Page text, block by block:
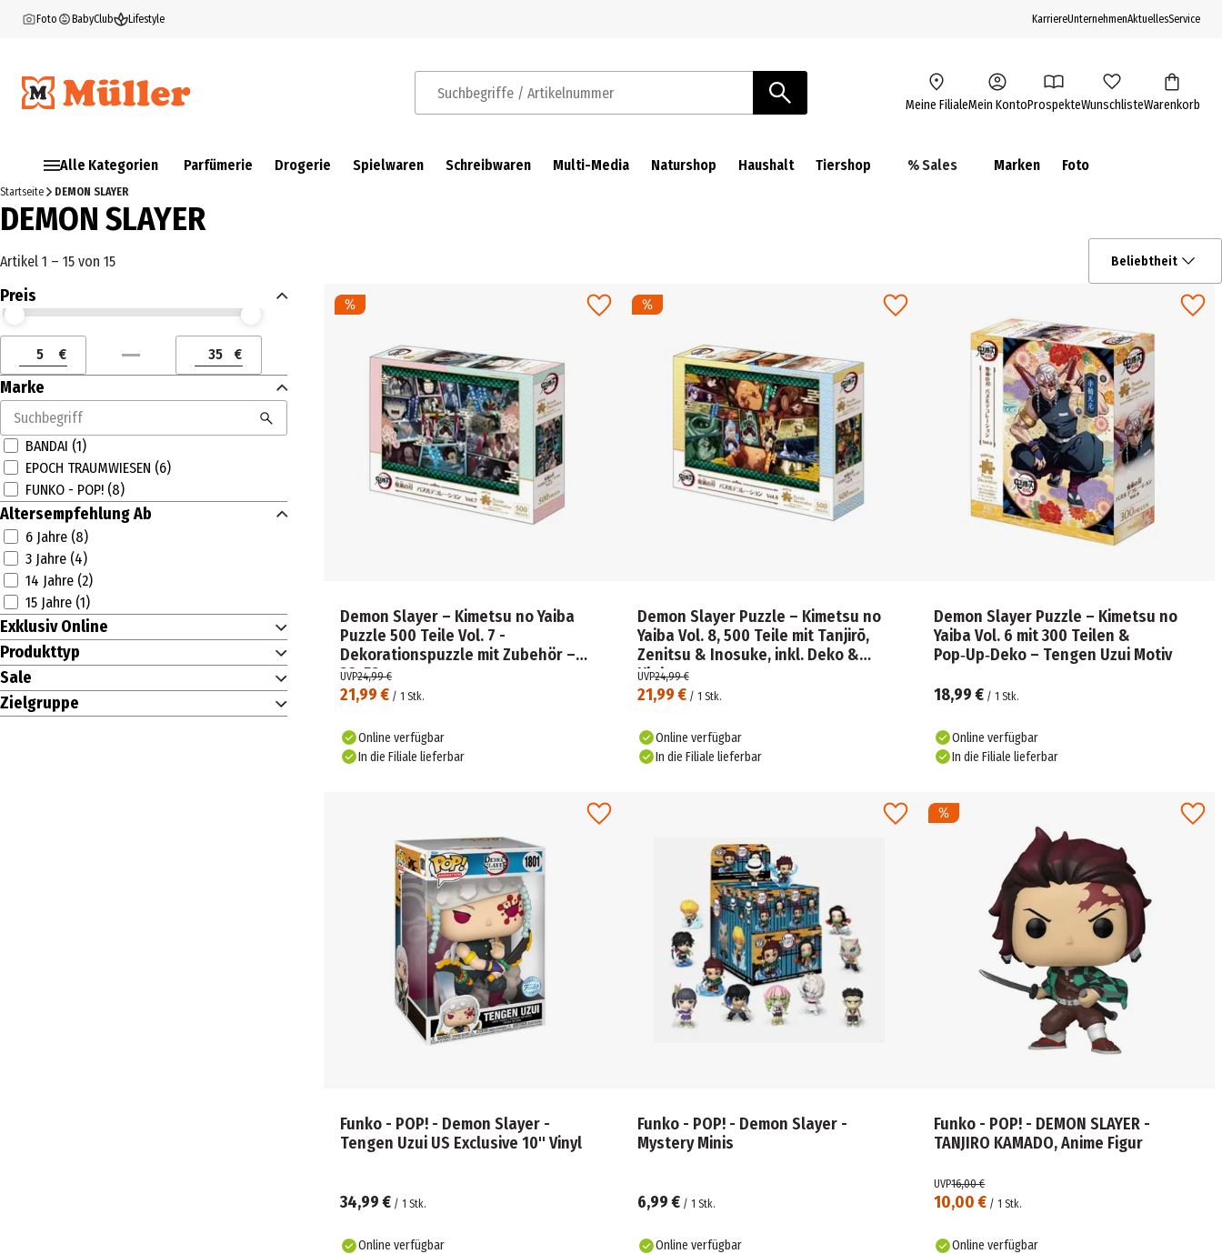
Foto BabyClub Lifestyle KarriereUnternehmenAktuellesService
Suchbegriffe / Artikelnummer Meine FilialeMein KontoProspekteWunschlisteWarenkorb
Alle Kategorien Parfümerie Drogerie Spielwaren Schreibwaren Multi-Media Naturshop Haushalt Tiershop % Sales Marken Foto
Startseite DEMON SLAYER
DEMON SLAYER
Artikel 1 – 15 von 15 Beliebtheit
Preis
Preis (€) ab
Preis (€) bis
Preis (€) ab
€
Preis (€) bis
€
Marke
BANDAI (1)
EPOCH TRAUMWIESEN (6)
FUNKO - POP! (8)
Altersempfehlung Ab
6 Jahre (8)
3 Jahre (4)
14 Jahre (2)
15 Jahre (1)
Exklusiv Online
Produkttyp
Sale
Zielgruppe
Demon Slayer – Kimetsu no Yaiba
Puzzle 500 Teile Vol. 7 -
Dekorationspuzzle mit Zubehör –
38×53 cm
21,99 € / 1 Stk.
UVP24,99 €
Online verfügbar
In die Filiale lieferbar
Demon Slayer Puzzle – Kimetsu no
Yaiba Vol. 8, 500 Teile mit Tanjirō,
Zenitsu & Inosuke, inkl. Deko &
Kleber
21,99 €/ 1 Stk.
UVP24,99 €
Online verfügbar
In die Filiale lieferbar
Demon Slayer Puzzle – Kimetsu no
Yaiba Vol. 6 mit 300 Teilen &
Pop‑Up‑Deko – Tengen Uzui Motiv
18,99 € / 1 Stk.
Online verfügbar
In die Filiale lieferbar
Funko - POP! - Demon Slayer -
Tengen Uzui US Exclusive 10" Vinyl
34,99 € / 1 Stk.
Online verfügbar
Funko - POP! - Demon Slayer -
Mystery Minis
6,99 €/ 1 Stk.
Online verfügbar
Funko - POP! - DEMON SLAYER -
TANJIRO KAMADO, Anime Figur
10,00 € / 1 Stk.
UVP16,00 €
Online verfügbar